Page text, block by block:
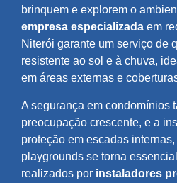
brinquem e explorem o
empresa especializada em
Niterói garante um serviço de
resistente ao sol e à chuva,
em áreas externas e
A segurança em condomínios
preocupação crescente, e a
proteção em escadas
playgrounds se torna
realizados por instaladores